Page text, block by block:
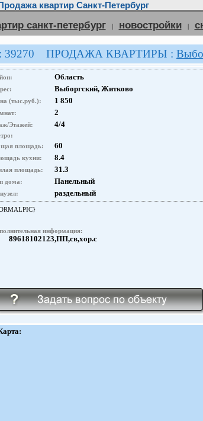
квартир Санкт-Петербург
санкт-петербург | новостройки |
39270 ПРОДАЖА КВАРТИРЫ :
Область
Выборгский, Житково
(тыс.руб.): 1 850
2
Этажей: 4/4
площадь:
60
кухни: 8.4
площадь: 31.3
дома: Панельный
раздельный
информация:
89618102123,ПП,св,хор.с